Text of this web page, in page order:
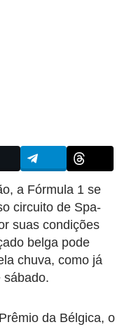
a Fórmula 1 se
circuito de Spa-
suas condições
belga pode
chuva, como já
sábado.
da Bélgica, o